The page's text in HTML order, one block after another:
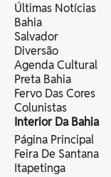
Últimas Notícias
Bahia
Salvador
Diversão
Agenda Cultural
Preta Bahia
Fervo Das Cores
Colunistas
Interior Da Bahia
Página Principal
Feira De Santana
Itapetinga